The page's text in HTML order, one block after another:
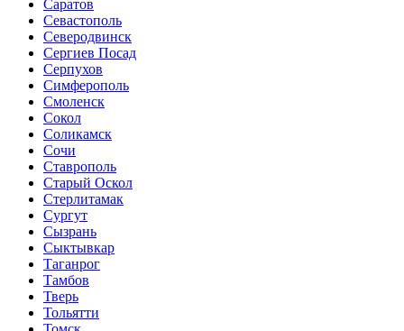
Саратов
Севастополь
Северодвинск
Сергиев Посад
Серпухов
Симферополь
Смоленск
Сокол
Соликамск
Сочи
Ставрополь
Старый Оскол
Стерлитамак
Сургут
Сызрань
Сыктывкар
Таганрог
Тамбов
Тверь
Тольятти